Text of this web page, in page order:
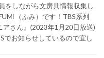
をしながら文房具情報収集し
（ふみ）です！TBS系列
アさん』(2023年1月20日放送)
でお知らせしているので宜し